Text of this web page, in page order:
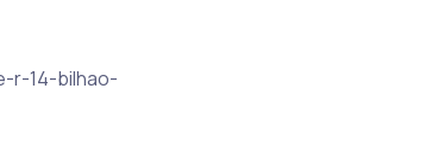
r-14-bilhao-